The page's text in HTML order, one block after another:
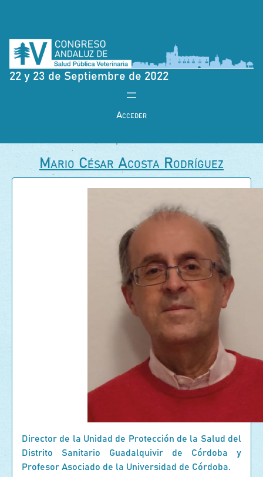
22 y 23 de Septiembre de 2022
Acceder
Mario César Acosta Rodríguez
Director de la Unidad de Protección de la Salud del
Distrito Sanitario Guadalquivir de Córdoba y
Profesor Asociado de la Universidad de Córdoba.